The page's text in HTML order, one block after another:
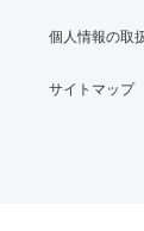
個人情報の取
サイトマップ